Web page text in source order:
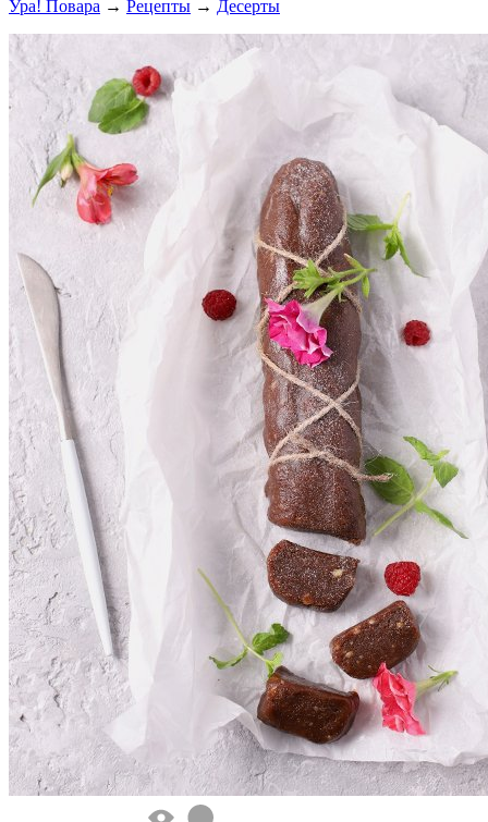
Ура! Повара → Рецепты → Десерты